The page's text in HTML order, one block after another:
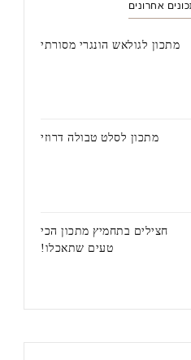
אחרונים
מתכון לגולאש הונגרי מסורתי
מתכון לסלט טבולה דרוזי
חצילים בתחמיץ מתכון הכי
טעים שתאכלו!